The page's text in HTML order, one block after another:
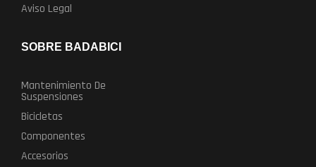
Aviso Legal
SOBRE BADABICI
Mantenimiento De
Suspensiones
Bicicletas
Componentes
Accesorios